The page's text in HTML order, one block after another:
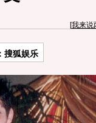
[我来说
搜狐娱乐